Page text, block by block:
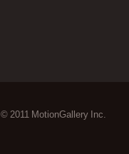
© 2011 MotionGallery Inc.